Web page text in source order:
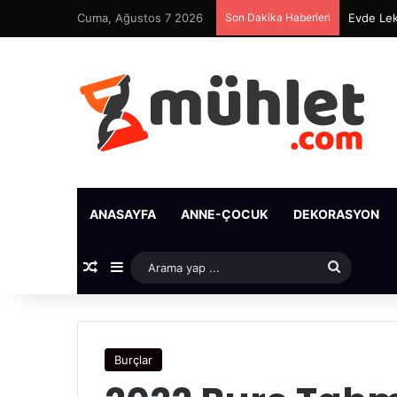
Cuma, Ağustos 7 2026 Son Dakika Haberleri Evde
ANASAYFA ANNE-ÇOCUK DEKORASYON
Rastgele Makale
Kenar Bölmesi
yap
Burçlar